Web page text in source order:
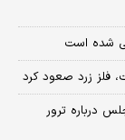
شده است
درباره ترور